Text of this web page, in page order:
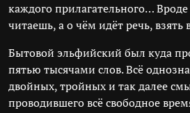
каждого прилагательного…
читаешь, а о чём идёт речь,
Бытовой эльфийский был куда
пятью тысячами слов. Всё
двойных, тройных и так далее
проводившего всё свободное